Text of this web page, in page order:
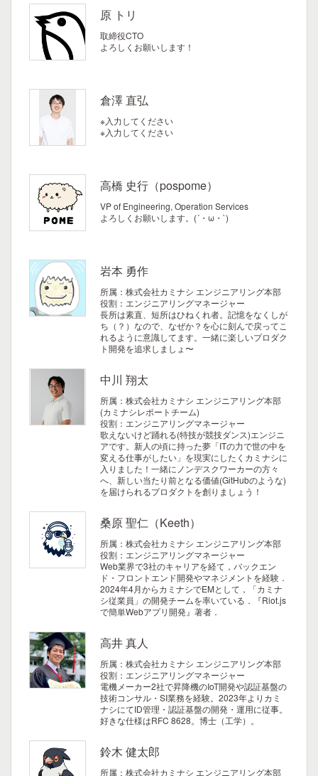
原 トリ
取締役CTO
よろしくお願いします！
倉澤 直弘
※入力してください
※入力してください
高橋 史行（pospome）
VP of Engineering, Operation Services
よろしくお願いします。(´・ω・`)
岩本 勇作
所属：株式会社カミナシ エンジニアリング本部
役割：エンジニアリングマネージャー
長所は素直、短所はひねくれ者。記憶をなくしが
ち（？）なので、なぜか？を心に刻んで戻ってこ
れるように意識してます。一緒に楽しいプロダク
ト開発を追求しましょ〜
中川 翔太
所属：株式会社カミナシ エンジニアリング本部
(カミナシレポートチーム)
役割：エンジニアリングマネージャー
歌えないけど踊れる(特技が競技ダンス)エンジニ
アです。新人の頃に持った夢「ITの力で世の中を
変える仕事がしたい」を現実にしたくカミナシに
入りました！一緒にノンデスクワーカーの方々
へ、新しい当たり前となる価値(GitHubのような)
を届けられるプロダクトを創りましょう！
桑原 聖仁（Keeth）
所属：株式会社カミナシ エンジニアリング本部
役割：エンジニアリングマネージャー
Web業界で3社のキャリアを経て，バックエン
ド・フロントエンド開発やマネジメントを経験．
2024年4月からカミナシでEMとして，「カミナ
シ従業員」の開発チームを率いている．『Riot.js
で簡単Webアプリ開発』著者．
高井 真人
所属：株式会社カミナシ エンジニアリング本部
役割：エンジニアリングマネージャー
電機メーカー2社で昇降機のIoT開発や認証基盤の
技術コンサル・SI業務を経験。2023年よりカミ
ナシにてID管理・認証基盤の開発・運用に従事。
好きな仕様はRFC 8628。博士（工学）。
鈴木 健太郎
所属：株式会社カミナシ エンジニアリング本部